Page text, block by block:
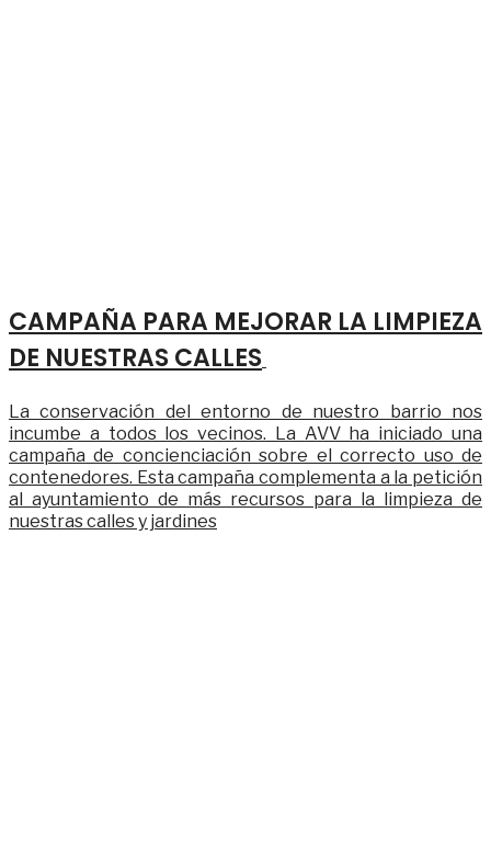
CAMPAÑA PARA MEJORAR LA LIMPIEZA
DE NUESTRAS CALLES
La conservación del entorno de nuestro barrio nos
incumbe a todos los vecinos. La AVV ha iniciado una
campaña de concienciación sobre el correcto uso de
contenedores. Esta campaña complementa a la petición
al ayuntamiento de más recursos para la limpieza de
nuestras calles y jardines